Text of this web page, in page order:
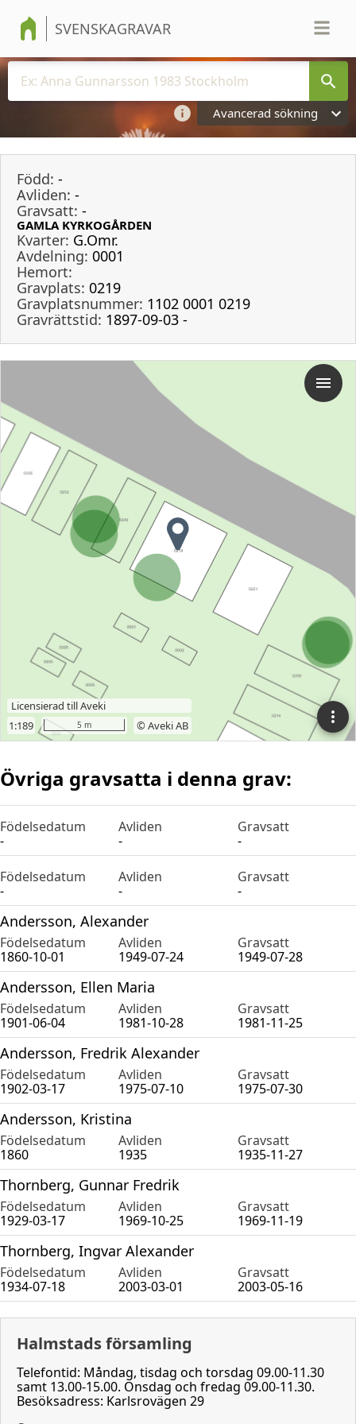
SVENSKAGRAVAR
Avancerad sökning
Född: -
Avliden: -
Gravsatt: -
GAMLA KYRKOGÅRDEN
Kvarter: G.Omr.
Avdelning: 0001
Hemort:
Gravplats: 0219
Gravplatsnummer: 1102 0001 0219
Gravrättstid: 1897-09-03 -
Övriga gravsatta i denna grav:
Födelsedatum Avliden
Gravsatt
-
- -
Födelsedatum Avliden
Gravsatt
-
- -
Andersson, Alexander
Födelsedatum Avliden
Gravsatt
1860-10-01
1949-07-24 1949-07-28
Andersson, Ellen Maria
Födelsedatum Avliden
Gravsatt
1901-06-04
1981-10-28 1981-11-25
Andersson, Fredrik Alexander
Födelsedatum Avliden
Gravsatt
1902-03-17
1975-07-10 1975-07-30
Andersson, Kristina
Födelsedatum Avliden
Gravsatt
1860
1935 1935-11-27
Thornberg, Gunnar Fredrik
Födelsedatum Avliden
Gravsatt
1929-03-17
1969-10-25 1969-11-19
Thornberg, Ingvar Alexander
Födelsedatum Avliden
Gravsatt
1934-07-18
2003-03-01 2003-05-16
Halmstads församling
Telefontid: Måndag, tisdag och torsdag 09.00-11.30
samt 13.00-15.00. Onsdag och fredag 09.00-11.30.
Besöksadress: Karlsrovägen 29